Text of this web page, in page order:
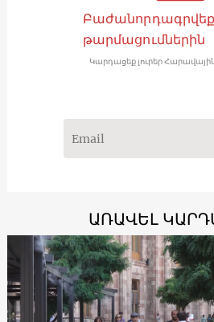
Բաժանորդագրվեք
թարմացումներին
Կարդացեք լուրեր
ԱՌԱՎԵԼ